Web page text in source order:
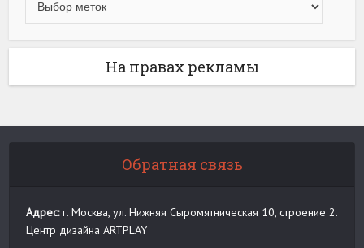
На правах рекламы
Обратная связь
Адрес:г. Москва, ул. Нижняя Сыромятническая 10, строение 2.
Центр дизайна ARTPLAY